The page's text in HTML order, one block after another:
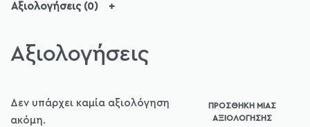
Αξιολογήσεις (0)
Αξιολογήσεις
Δεν υπάρχει καμία αξιολόγηση
ακόμη.
ΠΡΟΣΘΉΚΗ ΜΊΑΣ
ΑΞΙΟΛΌΓΗΣΗΣ